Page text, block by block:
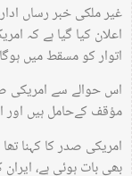
غیر ملکی خبر رساں
اعلان کیا گیا ہے کہ
اتوار کو مسقط میں
اس حوالے سے امریکی
مؤقف کےحامل ہیں اور
امریکی صدر کا کہنا
بھی بات ہوئی ہے،